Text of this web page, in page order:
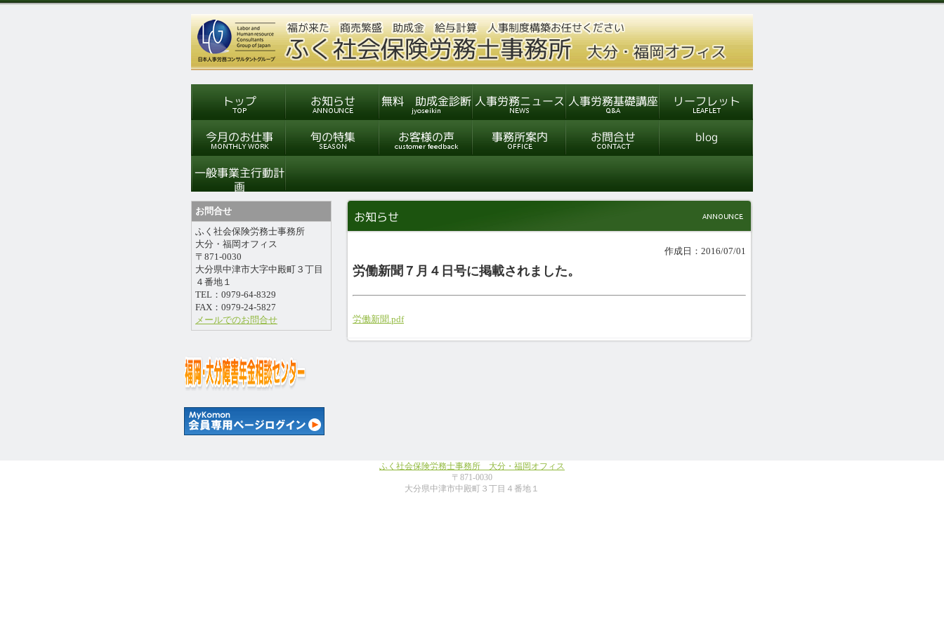
作成日：2016/07/01
労働新聞７月４日号に掲載されました。
労働新聞.pdf
お問合せ
ふく社会保険労務士事務所
大分・福岡オフィス
〒871-0030
大分県中津市大字中殿町３丁目
４番地１
TEL：0979-64-8329
FAX：0979-24-5827
メールでのお問合せ
ふく社会保険労務士事務所 大分・福岡オフィス
〒871-0030
大分県中津市中殿町３丁目４番地１